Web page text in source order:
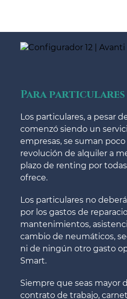
Para particulares
Los particulares, a pesar
comenzó siendo un
empresas, se suman poco
revolución de alquiler a
plazo de renting por
ofrece.
Los particulares no
por los gastos de
mantenimientos,
cambio de neumáticos,
ni de ningún otro gasto
Smart.
Siempre que seas mayor
contrato de trabajo,